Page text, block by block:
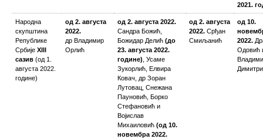
2021.
Народна
скупштина
Републике
Србије XIII
сазив (од 1.
августа 2022.
године)
од 2. августа
2022.
др Владимир
Орлић
од 2. августа 2022.
Сандра Божић,
Божидар Делић (до
23. августа 2022.
године) , Усаме
Зукорлић, Елвира
Ковач, др Зоран
Лутовац, Снежана
Пауновић, Борко
Стефановић и
Војислав
Михаиловић (од 10.
новембра 2022.
од 2. августа
2022. Срђан
Смиљанић
од 10.
2022.
Одовић